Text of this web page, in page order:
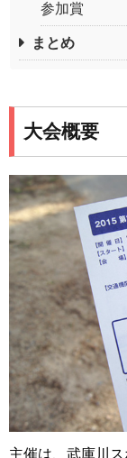
参加賞
まとめ
大会概要
主催は、武庫川